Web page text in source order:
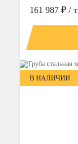
161 987 ₽ / т
В НАЛИЧИИ